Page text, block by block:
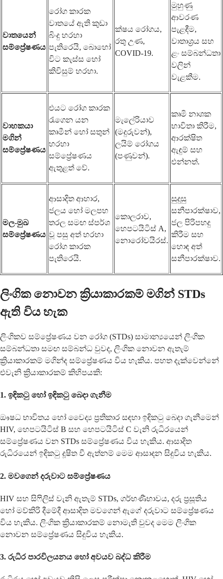
වාතයෙන්
සම්ප්‍රේෂණය
රෝග කාරක
වාතයේ ඇති කුඩා
බිංදු හරහා
පැතිරෙයි, බොහෝ
විට කැස්ස හෝ
කිවිසුම් හරහා.
ක්ෂය රෝගය,
රතු උණ,
COVID-19.
මුහුණු
ආවරණ
පැළඳීම,
වාතාශ්‍රය සහ
ළං සම්බන්ධතා
වලින්
වැළකීම.
වාහකයා
මගින්
සම්ප්‍රේෂණය
එයට රෝග කාරක
රැගෙන යන
කෘමීන් හෝ සතුන්
හරහා
සම්ප්‍රේෂණය
ඇතුළත් වේ.
මැලේරියාව
(මදුරුවන්),
ලයිම් රෝගය
(පණුවන්).
කෘමි නාශක
භාවිතා කිරීම,
ආරක්ෂිත
ඇඳුම් සහ
එන්නත්.
මල-මුඛ
සම්ප්‍රේෂණය
ආසාදිත ආහාර,
ජලය හෝ මලපහ
තරල සමඟ ස්පර්ශ
වූ පසු අත් හරහා
රෝග කාරක
පැතිරෙයි.
කොලරාව,
හෙපටයිටිස් A,
නොරෝවයිරස්.
සුදුසු
සනීපාරක්ෂාව,
ජල පිරිපහදු
කිරීම සහ
හොඳ අත්
සනීපාරක්ෂාව.
ලිංගික නොවන ක්‍රියාකාරකම් මගින් STDs
ඇති විය හැක
ලිංගිකව සම්ප්‍රේෂණය වන රෝග (STDs) සාමාන්‍යයෙන් ලිංගික
සම්බන්ධතා සමඟ සම්බන්ධ වුවද, ලිංගික නොවන ඇතැම්
ක්‍රියාකාරකම් මගින්ද සම්ප්‍රේෂණය විය හැකිය. පහත දැක්වෙන්නේ
එවැනි ක්‍රියාකාරකම් කිහිපයකි:
1. ඉඳිකටු හෝ ඉඳිකටු බෙදා ගැනීම
ඖෂධ භාවිතය හෝ වෛද්‍ය ප්‍රතිකාර සඳහා ඉඳිකටු බෙදා ගැනීමෙන්
HIV, හෙපටයිටිස් B සහ හෙපටයිටිස් C වැනි රුධිරයෙන්
සම්ප්‍රේෂණය වන STDs සම්ප්‍රේෂණය විය හැකිය. ආසාදිත
රුධිරයෙන් ඉඳිකටු දූෂිත වී ඇත්නම් මෙම ආසාදන සිදුවිය හැකිය.
2. මවගෙන් දරුවාට සම්ප්‍රේෂණය
HIV සහ සිෆිලිස් වැනි ඇතැම් STDs, ගර්භණීභාවය, දරු ප්‍රසූතිය
හෝ මව්කිරි දීමේදී ආසාදිත මවගෙන් ඇගේ දරුවාට සම්ප්‍රේෂණය
විය හැකිය. ලිංගික ක්‍රියාකාරකම් නොමැති වුවද මෙම ලිංගික
නොවන සම්ප්‍රේෂණය සිදුවිය හැකිය.
3. රුධිර පාරවිලයනය හෝ අවයව බද්ධ කිරීම